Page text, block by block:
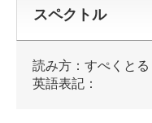
スペクトル
読み方：すぺくとる
英語表記：